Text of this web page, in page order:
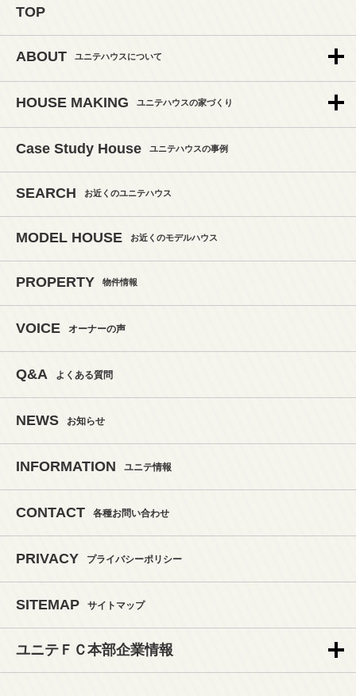
TOP
ABOUT ユニテハウスについて
HOUSE MAKING ユニテハウスの家づくり
Case Study House ユニテハウスの事例
SEARCH お近くのユニテハウス
MODEL HOUSE お近くのモデルハウス
PROPERTY 物件情報
VOICE オーナーの声
Q&A よくある質問
NEWS お知らせ
INFORMATION ユニテ情報
CONTACT 各種お問い合わせ
PRIVACY プライバシーポリシー
SITEMAP サイトマップ
ユニテＦＣ本部企業情報